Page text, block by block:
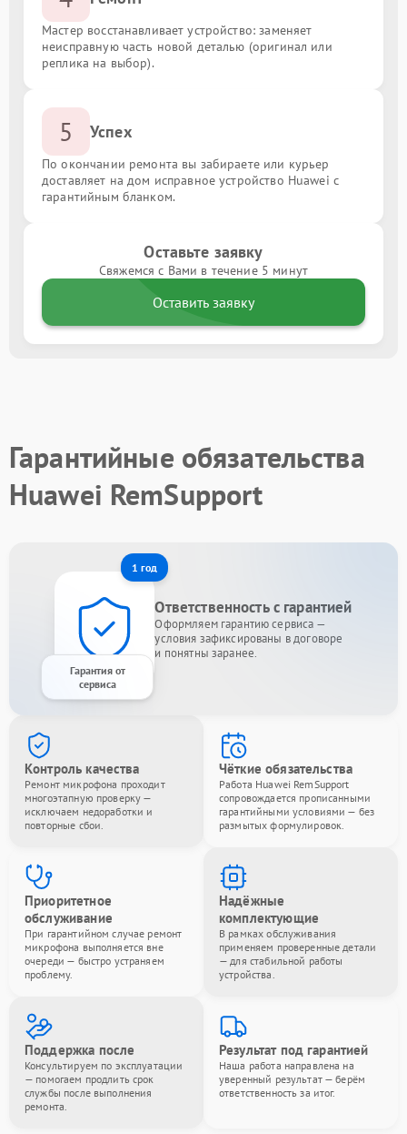
Мастер восстанавливает устройство: заменяет
неисправную часть новой деталью (оригинал или
реплика на выбор).
5 Успех
По окончании ремонта вы забираете или курьер
доставляет на дом исправное устройство Huawei с
гарантийным бланком.
Оставьте заявку
Свяжемся с Вами в течение 5 минут
Оставить заявку
Гарантийные обязательства
Huawei RemSupport
1 год
Гарантия от
сервиса
Ответственность с гарантией
Оформляем гарантию сервиса —
условия зафиксированы в договоре
и понятны заранее.
Контроль качества
Ремонт микрофона проходит
многоэтапную проверку —
исключаем недоработки и
повторные сбои.
Чёткие обязательства
Работа Huawei RemSupport
сопровождается прописанными
гарантийными условиями — без
размытых формулировок.
Приоритетное
обслуживание
При гарантийном случае ремонт
микрофона выполняется вне
очереди — быстро устраняем
проблему.
Надёжные
комплектующие
В рамках обслуживания
применяем проверенные детали
— для стабильной работы
устройства.
Поддержка после
Консультируем по эксплуатации
— помогаем продлить срок
службы после выполнения
ремонта.
Результат под гарантией
Наша работа направлена на
уверенный результат — берём
ответственность за итог.